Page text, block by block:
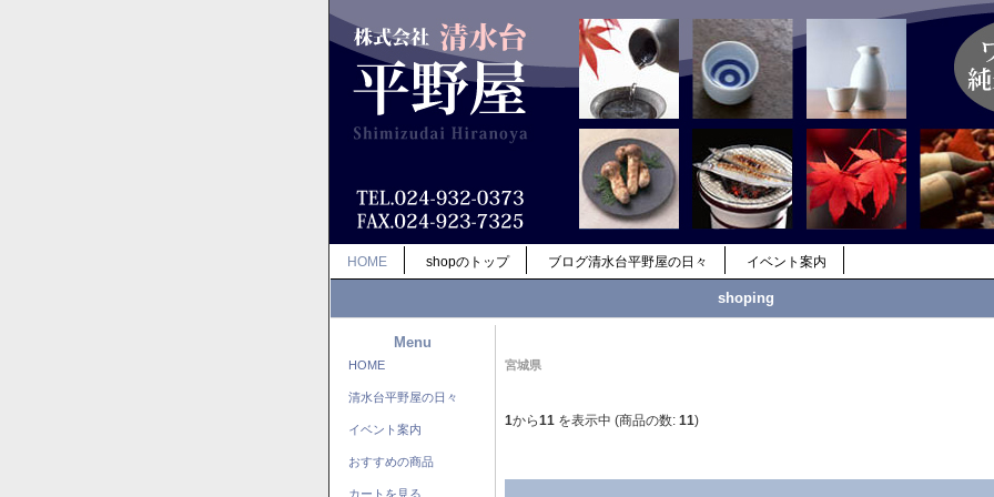
HOME shopのトップ ブログ清水台平野屋の日々 イベント案内
shoping
Menu
HOME
清水台平野屋の日々
イベント案内
おすすめの商品
カートを見る
宮城県
1から11 を表示中 (商品の数: 11)